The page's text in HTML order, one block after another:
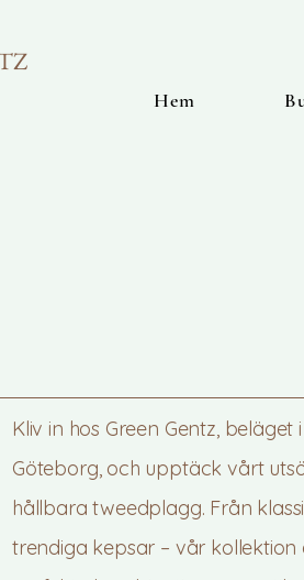
Hem
Kliv in hos Green Gentz,
Göteborg, och upptäck vårt
hållbara tweedplagg. Från
trendiga kepsar – vår kollektion